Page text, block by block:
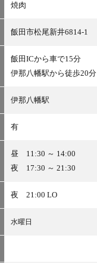
焼肉
飯田市松尾新井6814-1
飯田ICから車で15分
伊那八幡駅から徒歩20分
伊那八幡駅
有
昼 11:30 ～ 14:00
夜 17:30 ～ 21:30
夜 21:00 LO
水曜日